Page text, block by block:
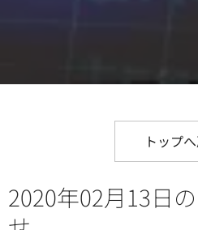
トップ
2020年02月13日